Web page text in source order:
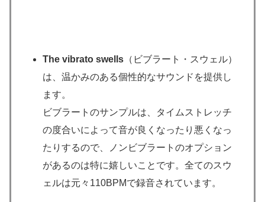
The vibrato swells （ビブラート・スウェル）
は、温かみのある個性的なサウンドを提供し
ます。
ビブラートのサンプルは、タイムストレッチ
の度合いによって音が良くなったり悪くなっ
たりするので、ノンビブラートのオプション
があるのは特に嬉しいことです。全てのスウ
ェルは元々110BPMで録音されています。